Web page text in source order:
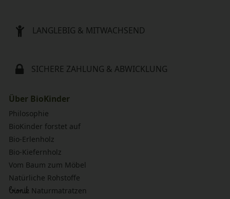
LANGLEBIG & MITWACHSEND
SICHERE ZAHLUNG & ABWICKLUNG
Über BioKinder
Philosophie
BioKinder forstet auf
Bio-Erlenholz
Bio-Kiefernholz
Vom Baum zum Möbel
Natürliche Rohstoffe
bionik Naturmatratzen